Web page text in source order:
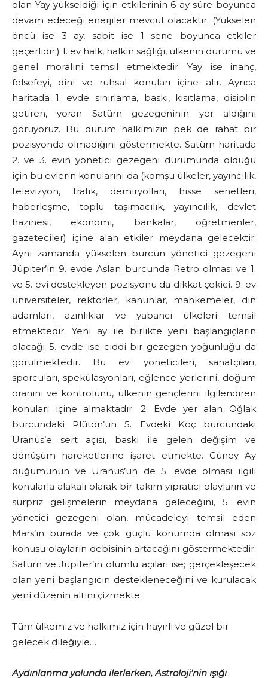
olan Yay yükseldiği için etkilerinin 6 ay süre boyunca
devam edeceği enerjiler mevcut olacaktır. (Yükselen
öncü ise 3 ay, sabit ise 1 sene boyunca etkiler
geçerlidir.) 1. ev halk, halkın sağlığı, ülkenin durumu ve
genel moralini temsil etmektedir. Yay ise inanç,
felsefeyi, dini ve ruhsal konuları içine alır. Ayrıca
haritada 1. evde sınırlama, baskı, kısıtlama, disiplin
getiren, yoran Satürn gezegeninin yer aldığını
görüyoruz. Bu durum halkımızın pek de rahat bir
pozisyonda olmadığını göstermekte. Satürn haritada
2. ve 3. evin yönetici gezegeni durumunda olduğu
için bu evlerin konularını da (komşu ülkeler, yayıncılık,
televizyon, trafik, demiryolları, hisse senetleri,
haberleşme, toplu taşımacılık, yayıncılık, devlet
hazinesi, ekonomi, bankalar, öğretmenler,
gazeteciler) içine alan etkiler meydana gelecektir.
Aynı zamanda yükselen burcun yönetici gezegeni
Jüpiter’in 9. evde Aslan burcunda Retro olması ve 1.
ve 5. evi destekleyen pozisyonu da dikkat çekici. 9. ev
üniversiteler, rektörler, kanunlar, mahkemeler, din
adamları, azınlıklar ve yabancı ülkeleri temsil
etmektedir. Yeni ay ile birlikte yeni başlangıçların
olacağı 5. evde ise ciddi bir gezegen yoğunluğu da
görülmektedir. Bu ev; yöneticileri, sanatçıları,
sporcuları, spekülasyonları, eğlence yerlerini, doğum
oranını ve kontrolünü, ülkenin gençlerini ilgilendiren
konuları içine almaktadır. 2. Evde yer alan Oğlak
burcundaki Plüton’un 5. Evdeki Koç burcundaki
Uranüs’e sert açısı, baskı ile gelen değişim ve
dönüşüm hareketlerine işaret etmekte. Güney Ay
düğümünün ve Uranüs’ün de 5. evde olması ilgili
konularla alakalı olarak bir takım yıpratıcı olayların ve
sürpriz gelişmelerin meydana geleceğini, 5. evin
yönetici gezegeni olan, mücadeleyi temsil eden
Mars’ın burada ve çok güçlü konumda olması söz
konusu olayların debisinin artacağını göstermektedir.
Satürn ve Jüpiter’in olumlu açıları ise; gerçekleşecek
olan yeni başlangıcın destekleneceğini ve kurulacak
yeni düzenin altını çizmekte.
Tüm ülkemiz ve halkımız için hayırlı ve güzel bir
gelecek dileğiyle…
Aydınlanma yolunda ilerlerken, Astroloji’nin ışığı